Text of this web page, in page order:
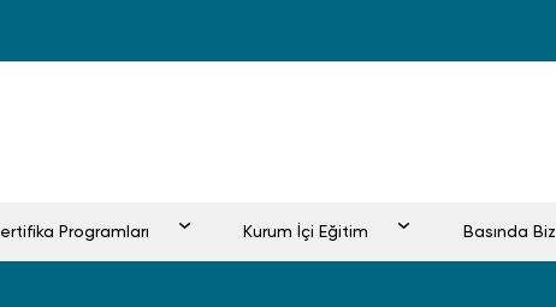
Sertifika Programları Kurum İçi Eğitim Basında Biz